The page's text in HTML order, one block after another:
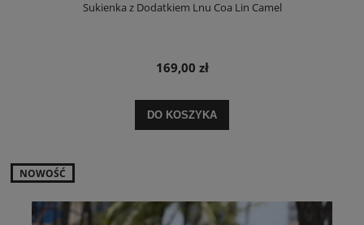
Sukienka z Dodatkiem Lnu Coa Lin Camel
169,00 zł
DO KOSZYKA
NOWOŚĆ